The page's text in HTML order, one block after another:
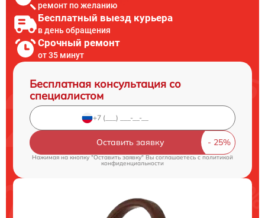
ремонт по желанию
Бесплатный выезд курьера
в день обращения
Срочный ремонт
от 35 минут
Бесплатная консультация со
специалистом
Оставить заявку
Нажимая на кнопку "Оставить заявку" Вы соглашаетесь cполитикой
конфиденциальности